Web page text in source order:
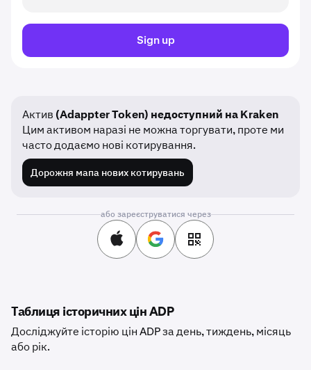
Sign up
Актив (Adappter Token) недоступний на Kraken
Цим активом наразі не можна торгувати, проте ми
часто додаємо нові котирування.
Дорожня мапа нових котирувань
або зареєструватися через
Таблиця історичних цін ADP
Досліджуйте історію цін ADP за день, тиждень, місяць
або рік.